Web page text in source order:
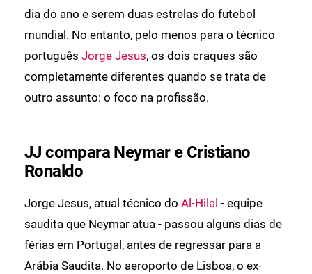
dia do ano e serem duas estrelas do futebol
mundial. No entanto, pelo menos para o técnico
português Jorge Jesus, os dois craques são
completamente diferentes quando se trata de
outro assunto: o foco na profissão.
JJ compara Neymar e Cristiano
Ronaldo
Jorge Jesus, atual técnico do Al-Hilal - equipe
saudita que Neymar atua - passou alguns dias de
férias em Portugal, antes de regressar para a
Arábia Saudita. No aeroporto de Lisboa, o ex-